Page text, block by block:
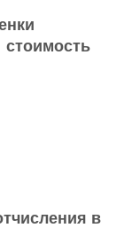
стоимость
в